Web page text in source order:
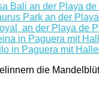
Bali an der Playa
Park an der
an der Playa de
in Paguera mit
in Paguera mit
die